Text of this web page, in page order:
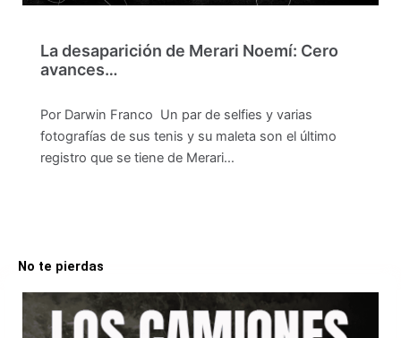
La desaparición de Merari Noemí: Cero
avances…
Por Darwin Franco Un par de selfies y varias
fotografías de sus tenis y su maleta son el último
registro que se tiene de Merari…
No te pierdas